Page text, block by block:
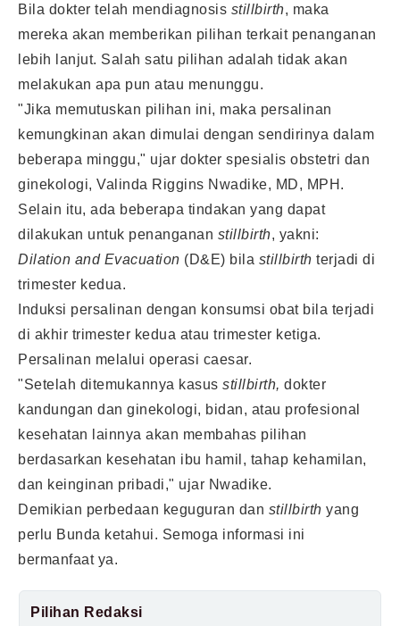
Bila dokter telah mendiagnosis stillbirth, maka
mereka akan memberikan pilihan terkait penanganan
lebih lanjut. Salah satu pilihan adalah tidak akan
melakukan apa pun atau menunggu.
"Jika memutuskan pilihan ini, maka persalinan
kemungkinan akan dimulai dengan sendirinya dalam
beberapa minggu," ujar dokter spesialis obstetri dan
ginekologi, Valinda Riggins Nwadike, MD, MPH.
Selain itu, ada beberapa tindakan yang dapat
dilakukan untuk penanganan stillbirth, yakni:
Dilation and Evacuation (D&E) bila stillbirth terjadi di
trimester kedua.
Induksi persalinan dengan konsumsi obat bila terjadi
di akhir trimester kedua atau trimester ketiga.
Persalinan melalui operasi caesar.
"Setelah ditemukannya kasus stillbirth, dokter
kandungan dan ginekologi, bidan, atau profesional
kesehatan lainnya akan membahas pilihan
berdasarkan kesehatan ibu hamil, tahap kehamilan,
dan keinginan pribadi," ujar Nwadike.
Demikian perbedaan keguguran dan stillbirth yang
perlu Bunda ketahui. Semoga informasi ini
bermanfaat ya.
Pilihan Redaksi